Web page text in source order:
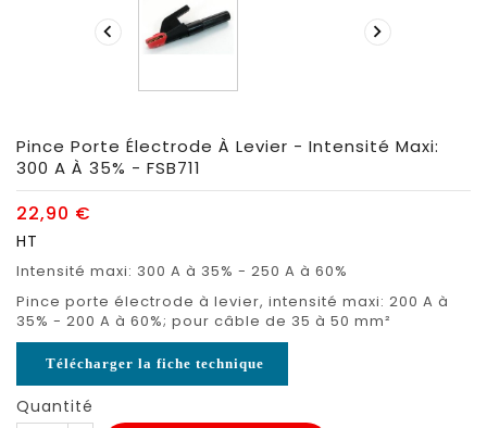
 
Pince Porte Électrode À Levier - Intensité Maxi:
300 A À 35% - FSB711
22,90 €
HT
Intensité maxi: 300 A à 35% - 250 A à 60%
Pince porte électrode à levier, intensité maxi: 200 A à
35% - 200 A à 60%; pour câble de 35 à 50 mm²
Télécharger la fiche technique
Quantité